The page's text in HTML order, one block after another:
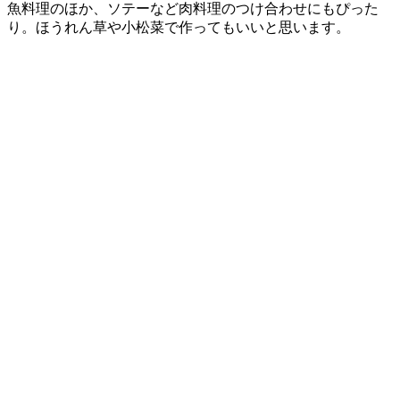
魚料理のほか、ソテーなど肉料理のつけ合わせにもぴった
り。ほうれん草や小松菜で作ってもいいと思います。